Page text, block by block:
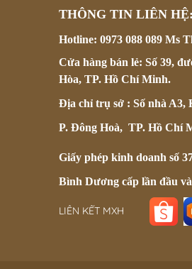
THÔNG TIN LIÊN HỆ:
Hotline: 0973 088 089 Ms
Cửa hàng bán lẻ: Số 39,
Hòa, TP. Hồ Chí Minh.
Địa chỉ trụ sở : Số nhà A3,
P. Đông Hoà, TP. Hồ Chí
Giấy phép kinh doanh số
Bình Dương cấp lần đầu
LIÊN KẾT MXH